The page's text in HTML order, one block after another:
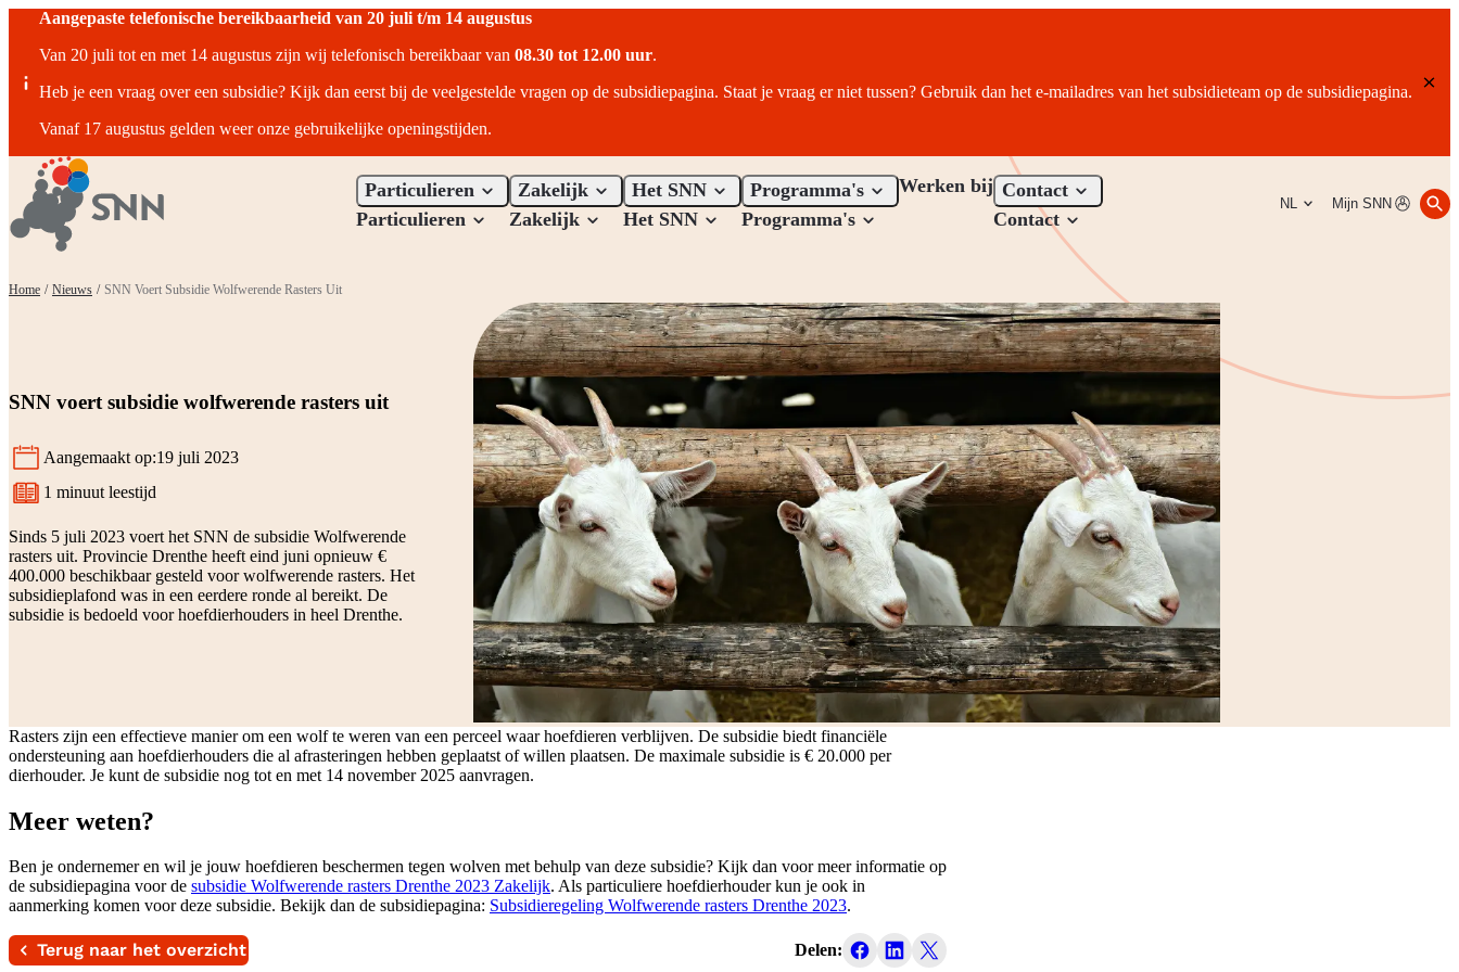
Aangepaste telefonische bereikbaarheid van 20 juli t/m 14 augustus
Van 20 juli tot en met 14 augustus zijn wij telefonisch bereikbaar van 08.30 tot 12.00 uur.
Heb je een vraag over een subsidie? Kijk dan eerst bij de veelgestelde vragen op de subsidiepagina. Staat je vraag er niet tussen? Gebruik dan het e-mailadres van het subsidieteam op de subsidiepagina.
Vanaf 17 augustus gelden weer onze gebruikelijke openingstijden.
Particulieren
Particulieren
Zakelijk
Zakelijk
Het SNN
Het SNN
Programma's
Programma's
Werken bij Contact
Contact
NL Mijn SNN
Home / Nieuws / SNN Voert Subsidie Wolfwerende Rasters Uit
SNN voert subsidie wolfwerende rasters uit
Aangemaakt op:19 juli 2023
Leestijd:
1 minuut leestijd
Sinds 5 juli 2023 voert het SNN de subsidie Wolfwerende
rasters uit. Provincie Drenthe heeft eind juni opnieuw €
400.000 beschikbaar gesteld voor wolfwerende rasters. Het
subsidieplafond was in een eerdere ronde al bereikt. De
subsidie is bedoeld voor hoefdierhouders in heel Drenthe.
Rasters zijn een effectieve manier om een wolf te weren van een perceel waar hoefdieren verblijven. De subsidie biedt financiële
ondersteuning aan hoefdierhouders die al afrasteringen hebben geplaatst of willen plaatsen. De maximale subsidie is € 20.000 per
dierhouder. Je kunt de subsidie nog tot en met 14 november 2025 aanvragen.
Meer weten?
Ben je ondernemer en wil je jouw hoefdieren beschermen tegen wolven met behulp van deze subsidie? Kijk dan voor meer informatie op
de subsidiepagina voor de subsidie Wolfwerende rasters Drenthe 2023 Zakelijk. Als particuliere hoefdierhouder kun je ook in
aanmerking komen voor deze subsidie. Bekijk dan de subsidiepagina: Subsidieregeling Wolfwerende rasters Drenthe 2023.
Terug naar het overzicht Delen: